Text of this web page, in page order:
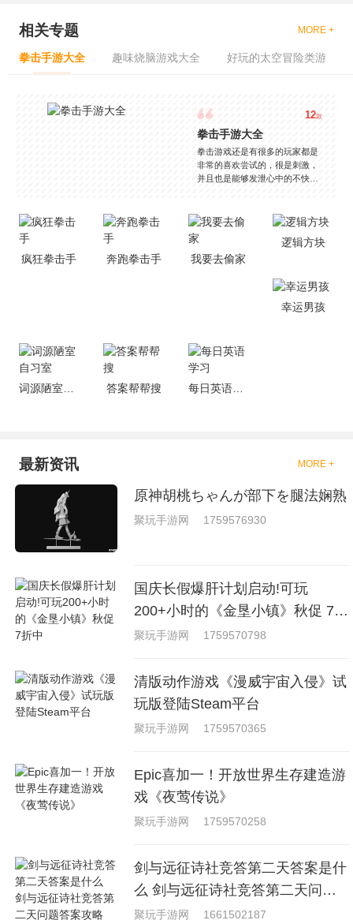
相关专题 MORE +
拳击手游大全 趣味烧脑游戏大全 好玩的太空冒险类游
12款
拳击手游大全
拳击游戏还是有很多的玩家都是
非常的喜欢尝试的，很是刺激，
并且也是能够发泄心中的不快
是一些格斗的游戏，其实是非常
的有趣，也是相当的刺激的，游
戏中是有一些不同的场景都是能
够去进行体验的，我们也是能够
就是收集了一些有意思的拳击游
戏，相信你们一定会喜欢的。
疯狂拳击手 奔跑拳击手 我要去偷家
逻辑方块
幸运男孩
答案帮帮搜 每日英语学习
最新资讯 MORE +
原神胡桃ちゃんが部下を腿法娴熟
聚玩手游网 1759576930
国庆长假爆肝计划启动!可玩
200+小时的《金垦小镇》秋促 7折
中
聚玩手游网 1759570798
清版动作游戏《漫威宇宙入侵》试
玩版登陆Steam平台
聚玩手游网 1759570365
Epic喜加一！开放世界生存建造游
戏《夜莺传说》
聚玩手游网 1759570258
剑与远征诗社竞答第二天答案是什
么 剑与远征诗社竞答第二天问题
答案攻略
聚玩手游网 1661502187